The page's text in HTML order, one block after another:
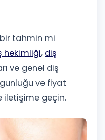
tahmin mi
hekimliği, diş
ve genel diş
ve fiyat
iletişime geçin.